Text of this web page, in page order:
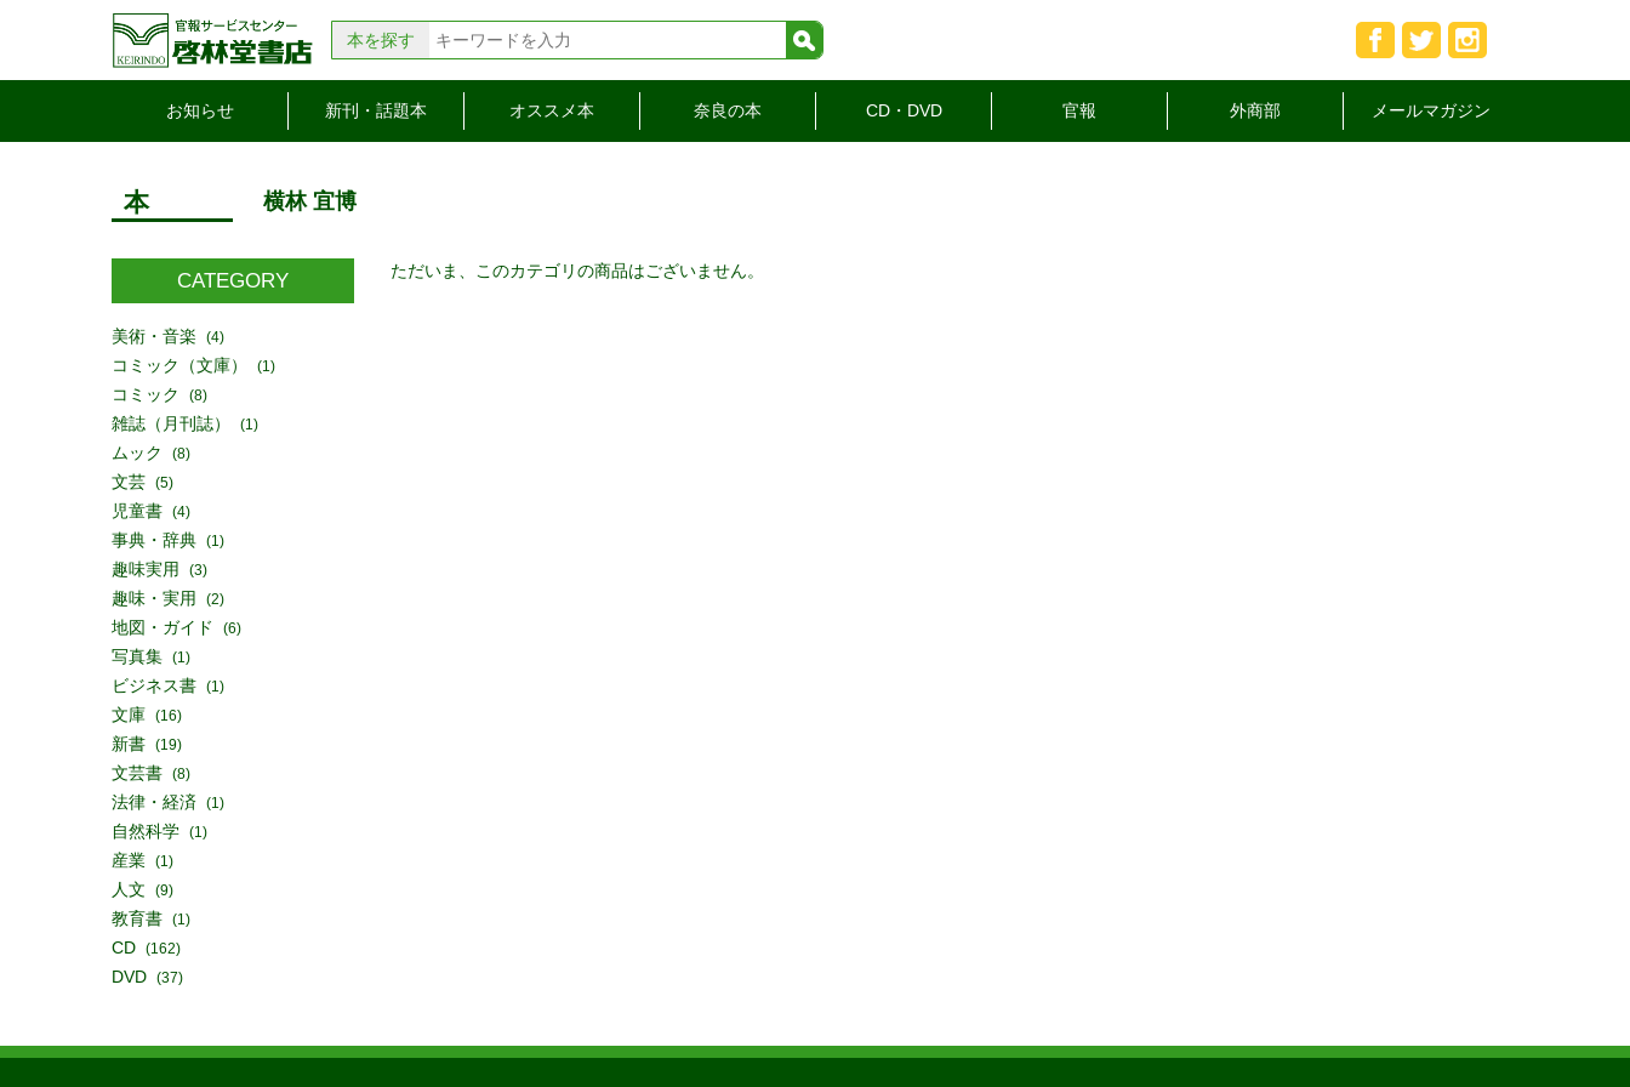
本を探す
お知らせ 新刊・話題本 オススメ本 奈良の本 CD・DVD 官報 外商部 メールマガジン
本 横林 宜博
ただいま、このカテゴリの商品はございません。
CATEGORY
美術・音楽 (4)
コミック（文庫） (1)
コミック (8)
雑誌（月刊誌） (1)
ムック (8)
文芸 (5)
児童書 (4)
事典・辞典 (1)
趣味実用 (3)
趣味・実用 (2)
地図・ガイド (6)
写真集 (1)
ビジネス書 (1)
文庫 (16)
新書 (19)
文芸書 (8)
法律・経済 (1)
自然科学 (1)
産業 (1)
人文 (9)
教育書 (1)
CD (162)
DVD (37)